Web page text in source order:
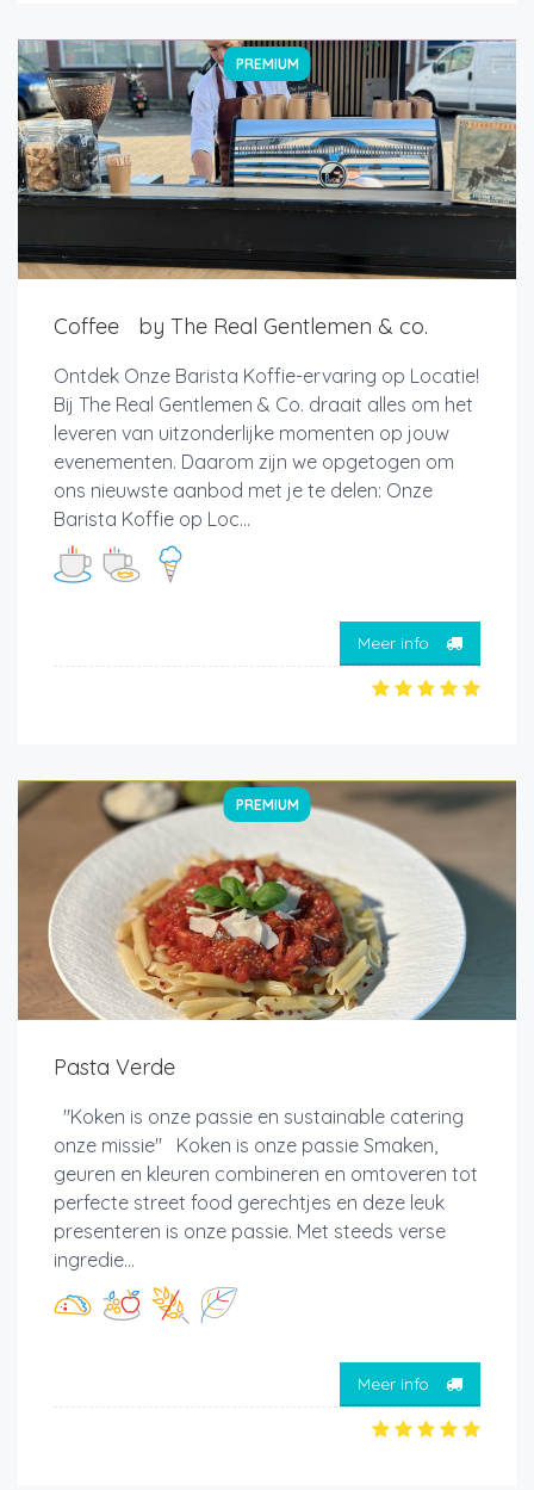
PREMIUM
Coffee by The Real Gentlemen & co.
Ontdek Onze Barista Koffie-ervaring op Locatie!
Bij The Real Gentlemen & Co. draait alles om het
leveren van uitzonderlijke momenten op jouw
evenementen. Daarom zijn we opgetogen om
ons nieuwste aanbod met je te delen: Onze
Barista Koffie op Loc...
Meer info
PREMIUM
Pasta Verde
"Koken is onze passie en sustainable catering
onze missie" Koken is onze passie Smaken,
geuren en kleuren combineren en omtoveren tot
perfecte street food gerechtjes en deze leuk
presenteren is onze passie. Met steeds verse
ingredie...
Meer info